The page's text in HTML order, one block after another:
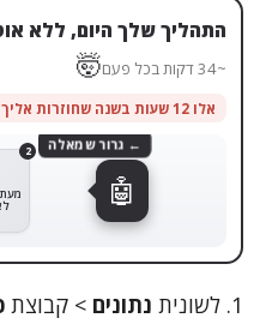
התהליך שלך היום, ללא
~45 דקות בכל פעם 🤯
אלו 12 שעות בשנה שחוזרות אליך
2 1
מוריד את
הקובץ
מהמייל
← גרור שמאלה
1. לשונית נתונים > קבוצת